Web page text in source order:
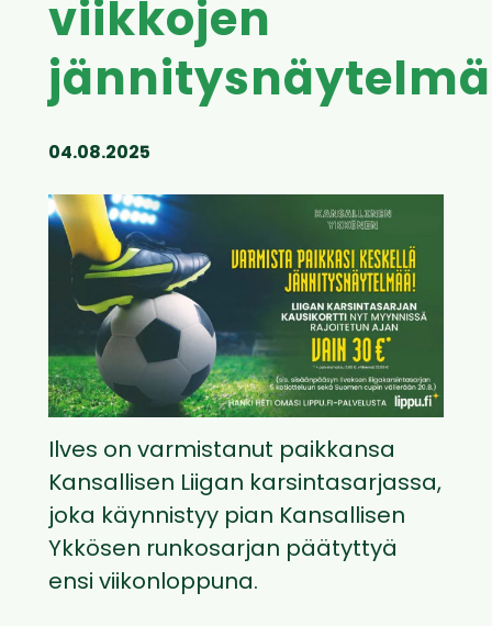
viikkojen
04.08.2025
Ilves on varmistanut paikkansa
Kansallisen Liigan karsintasarjassa,
joka käynnistyy pian Kansallisen
Ykkösen runkosarjan päätyttyä
ensi viikonloppuna.